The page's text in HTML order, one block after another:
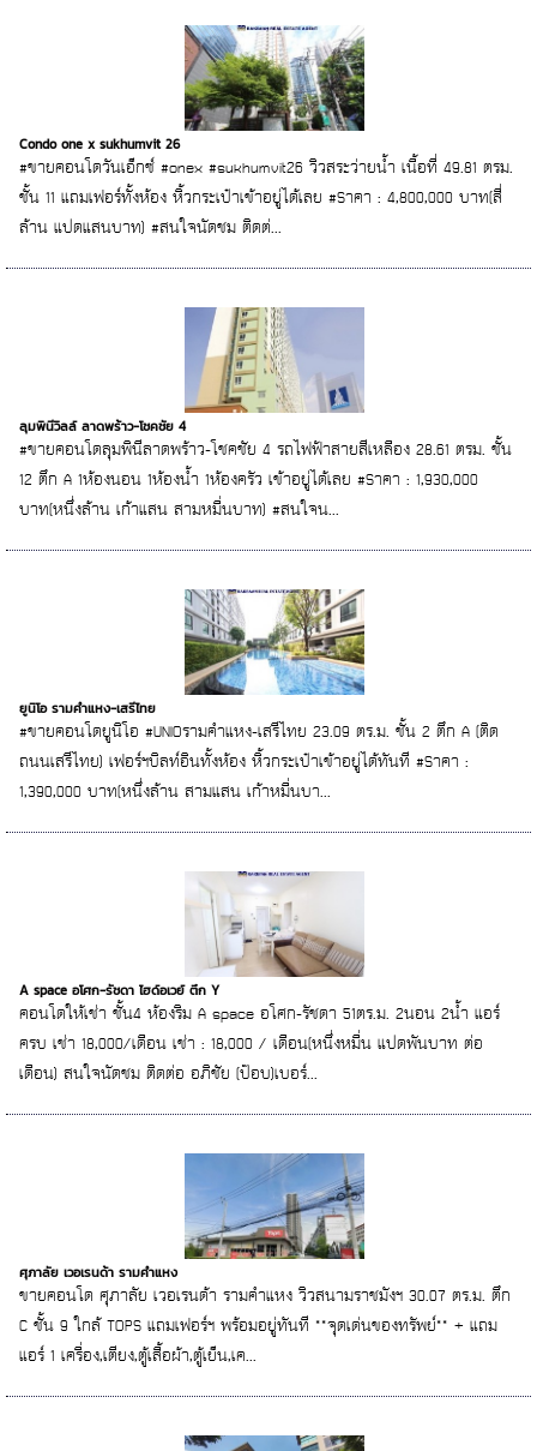
Condo one x sukhumvit 26
#ขายคอนโดวันเอ็กซ์ #onex #sukhumvit26 วิวสระว่ายน้ำ เนื้อที่ 49.81 ตรม.
ชั้น 11 แถมเฟอร์ทั้งห้อง หิ้วกระเป๋าเข้าอยู่ได้เลย #Sาคา : 4,800,000 บาท(สี่
ล้าน แปดแสนบาท) #สนใจนัดชม ติดต่...
ลุมพินีวิลล์ ลาดพร้าว-โชคชัย 4
#ขายคอนโดลุมพินีลาดพร้าว-โชคชัย 4 รถไฟฟ้าสายสีเหลือง 28.61 ตรม. ชั้น
12 ตึก A 1ห้องนอน 1ห้องน้ำ 1ห้องครัว เข้าอยู่ได้เลย #Sาคา : 1,930,000
บาท(หนึ่งล้าน เก้าแสน สามหมื่นบาท) #สนใจน...
ยูนิโอ รามคำแหง-เสรีไทย
#ขายคอนโดยูนิโอ #UNIOรามคำแหง-เสรีไทย 23.09 ตร.ม. ชั้น 2 ตึก A (ติด
ถนนเสรีไทย) เฟอร์ฯบิลท์อินทั้งห้อง หิ้วกระเป๋าเข้าอยู่ได้ทันที #Sาคา :
1,390,000 บาท(หนึ่งล้าน สามแสน เก้าหมื่นบา...
A space อโศก-รัชดา ไฮด์อเวย์ ตึก Y
คอนโดให้เช่า ชั้น4 ห้องริม A space อโศก-รัชดา 51ตร.ม. 2นอน 2น้ำ แอร์
ครบ เช่า 18,000/เดือน เช่า : 18,000 / เดือน(หนึ่งหมื่น แปดพันบาท ต่อ
เดือน) สนใจนัดชม ติดต่อ อภิชัย (ป๊อบ)เบอร์...
ศุภาลัย เวอเรนด้า รามคำแหง
ขายคอนโด ศุภาลัย เวอเรนด้า รามคำแหง วิวสนามราชมังฯ 30.07 ตร.ม. ตึก
C ชั้น 9 ใกล้ TOPS แถมเฟอร์ฯ พร้อมอยู่ทันที **จุดเด่นของทรัพย์** + แถม
แอร์ 1 เครื่อง,เตียง,ตู้เสื้อผ้า,ตู้เย็น,เค...